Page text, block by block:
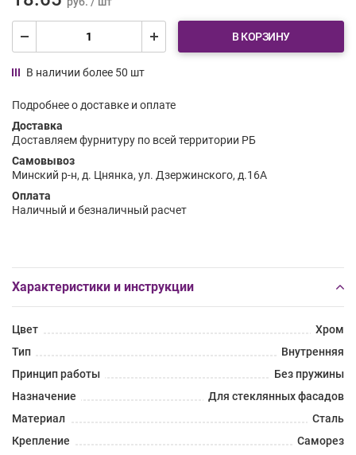
В КОРЗИНУ
В наличии более 50 шт
Подробнее о доставке и оплате
Доставка
Доставляем фурнитуру по всей территории РБ
Самовывоз
Минский р-н, д. Цнянка, ул. Дзержинского, д.16А
Оплата
Наличный и безналичный расчет
Характеристики и инструкции
Цвет
Хром
Тип
Внутренняя
Принцип работы
Без пружины
Назначение
Для стеклянных фасадов
Материал
Сталь
Крепление
Саморез